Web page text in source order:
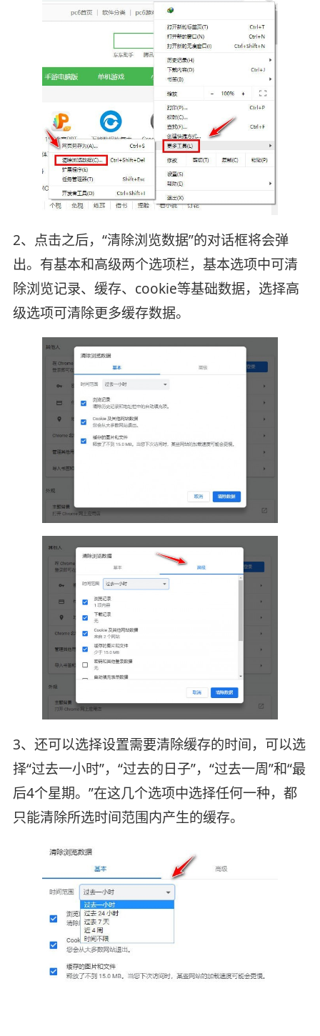
2、点击之后，“清除浏览数据”的对话框将会弹
出。有基本和高级两个选项栏，基本选项中可清
除浏览记录、缓存、cookie等基础数据，选择高
级选项可清除更多缓存数据。
3、还可以选择设置需要清除缓存的时间，可以选
择“过去一小时”，“过去的日子”，“过去一周”和“最
后4个星期。”在这几个选项中选择任何一种，都
只能清除所选时间范围内产生的缓存。